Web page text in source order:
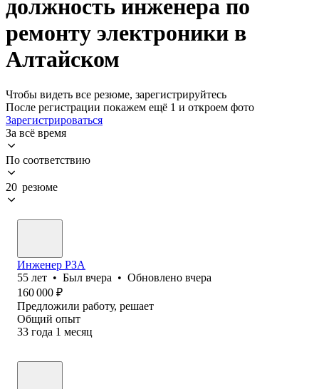
должность инженера по
ремонту электроники в
Алтайском
Чтобы видеть все резюме, зарегистрируйтесь
После регистрации покажем ещё 1 и откроем фото
Зарегистрироваться
За всё время
По соответствию
20 резюме
Инженер РЗА
55 лет • Был вчера • Обновлено вчера
160 000 ₽
Предложили работу, решает
Общий опыт
33 года 1 месяц